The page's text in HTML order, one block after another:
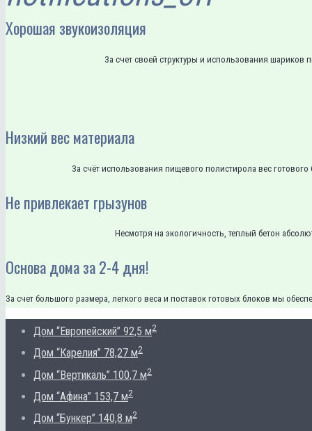
Хорошая звукоизоляция
За счет своей структуры и использования шариков
Низкий вес материала
За счёт использования пищевого полистирола вес
Не привлекает грызунов
Несмотря на экологичность, теплый бетон
Основа дома за 2-4 дня!
За счет большого размера, легкого веса и поставок готовых блоков мы
Дом “Европейский” 92,5 м2
Дом “Карелия” 78,27 м2
Дом “Вертикаль” 100,7 м2
Дом “Афина” 153,7 м2
Дом “Бункер” 140,8 м2